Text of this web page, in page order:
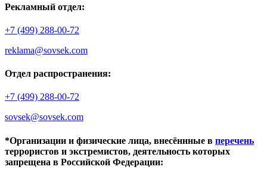
Рекламный отдел:
+7 (499) 288-00-72
reklama@sovsek.com
Отдел распространения:
+7 (499) 288-00-72
sovsek@sovsek.com
*Организации и физические лица, внесённные в перечень
террористов и экстремистов, деятельность которых
запрещена в Российской Федерации: